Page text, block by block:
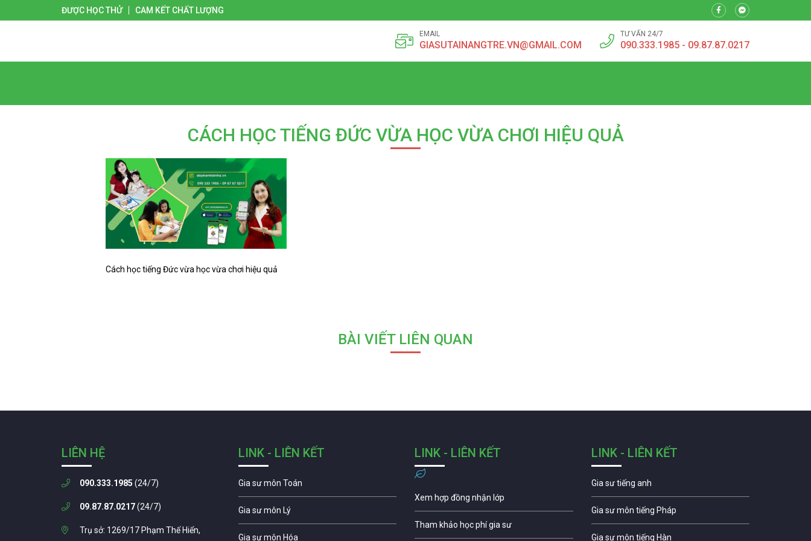
ĐƯỢC HỌC THỬ CAM KẾT CHẤT LƯỢNG
EMAIL
GIASUTAINANGTRE.VN@GMAIL.COM
TƯ VẤN 24/7
090.333.1985 - 09.87.87.0217
CÁCH HỌC TIẾNG ĐỨC VỪA HỌC VỪA CHƠI HIỆU QUẢ
Cách học tiếng Đức vừa học vừa chơi hiệu quả
BÀI VIẾT LIÊN QUAN
LIÊN HỆ
090.333.1985 (24/7)
09.87.87.0217(24/7)
Trụ sở: 1269/17 Phạm Thế Hiển,
LINK - LIÊN KẾT
Gia sư môn Toán
Gia sư môn Lý
Gia sư môn Hóa
LINK - LIÊN KẾT
Xem hợp đồng nhận lớp
Tham khảo học phí gia sư
LINK - LIÊN KẾT
Gia sư tiếng anh
Gia sư môn tiếng Pháp
Gia sư môn tiếng Hàn